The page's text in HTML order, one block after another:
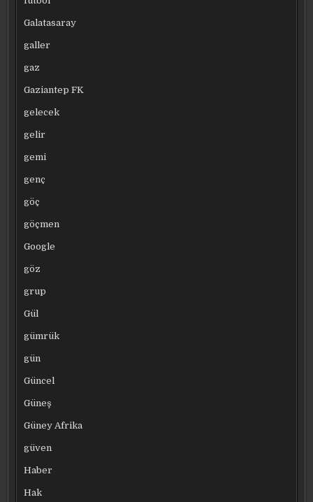
Galatasaray
galler
gaz
Gaziantep FK
gelecek
gelir
gemi
genç
göç
göçmen
Google
göz
grup
Gül
gümrük
gün
Güncel
Güneş
Güney Afrika
güven
Haber
Hak